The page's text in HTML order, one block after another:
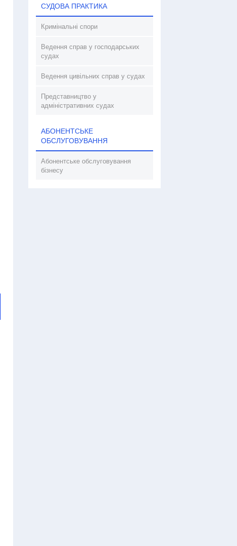
СУДОВА ПРАКТИКА
Кримінальні спори
Ведення справ у господарських
судах
Ведення цивільних справ у судах
Представництво у
адміністративних судах
АБОНЕНТСЬКЕ
ОБСЛУГОВУВАННЯ
Абонентське обслуговування
бізнесу